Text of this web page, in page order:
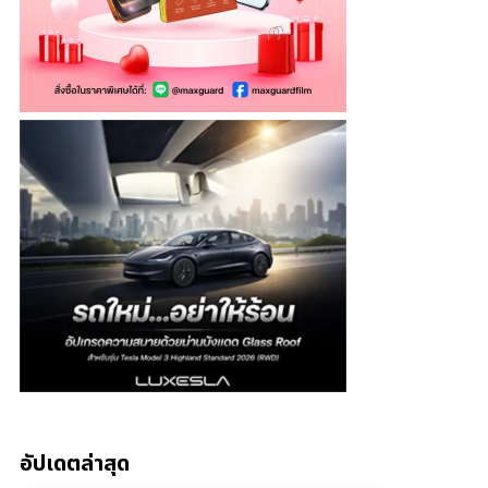
อัปเดตล่าสุด